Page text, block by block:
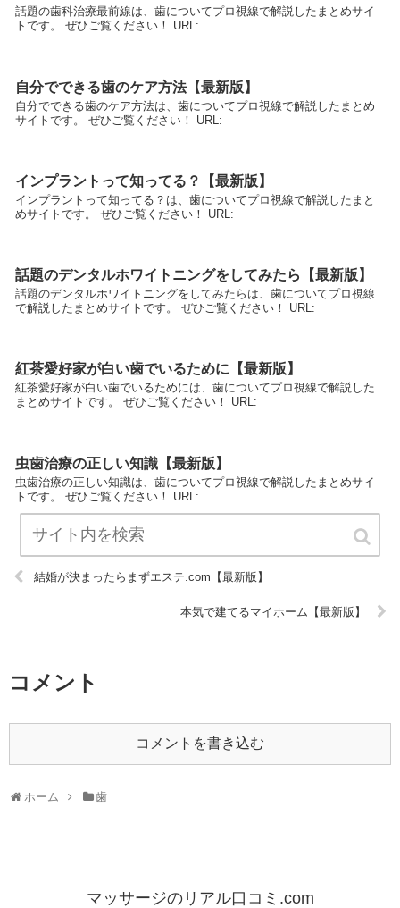
話題の歯科治療最前線は、歯についてプロ視線で解説したまとめサイ
トです。 ぜひご覧ください！ URL:
自分でできる歯のケア方法【最新版】
自分でできる歯のケア方法は、歯についてプロ視線で解説したまとめ
サイトです。 ぜひご覧ください！ URL:
インプラントって知ってる？【最新版】
インプラントって知ってる？は、歯についてプロ視線で解説したまと
めサイトです。 ぜひご覧ください！ URL:
話題のデンタルホワイトニングをしてみたら【最新版】
話題のデンタルホワイトニングをしてみたらは、歯についてプロ視線
で解説したまとめサイトです。 ぜひご覧ください！ URL:
紅茶愛好家が白い歯でいるために【最新版】
紅茶愛好家が白い歯でいるためには、歯についてプロ視線で解説した
まとめサイトです。 ぜひご覧ください！ URL:
虫歯治療の正しい知識【最新版】
虫歯治療の正しい知識は、歯についてプロ視線で解説したまとめサイ
トです。 ぜひご覧ください！ URL:
結婚が決まったらまずエステ.com【最新版】
本気で建てるマイホーム【最新版】
コメント
コメントを書き込む
ホーム 歯
マッサージのリアル口コミ.com